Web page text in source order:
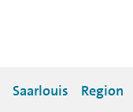
Saarlouis Region